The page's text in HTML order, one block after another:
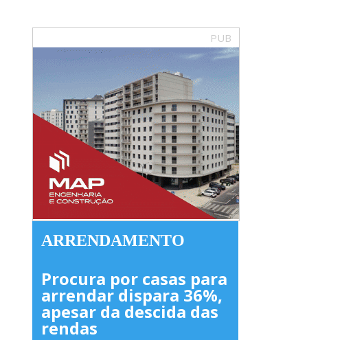
PUB
ARRENDAMENTO
Procura por casas para
arrendar dispara 36%,
apesar da descida das
rendas